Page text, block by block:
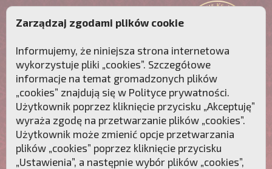
Zarządzaj zgodami plików cookie
Informujemy, że niniejsza strona internetowa
wykorzystuje pliki „cookies”. Szczegółowe
informacje na temat gromadzonych plików
„cookies” znajdują się w Polityce prywatności.
Użytkownik poprzez kliknięcie przycisku „Akceptuję”
wyraża zgodę na przetwarzanie plików „cookies”.
Użytkownik może zmienić opcje przetwarzania
plików „cookies” poprzez kliknięcie przycisku
„Ustawienia”, a następnie wybór plików „cookies”,